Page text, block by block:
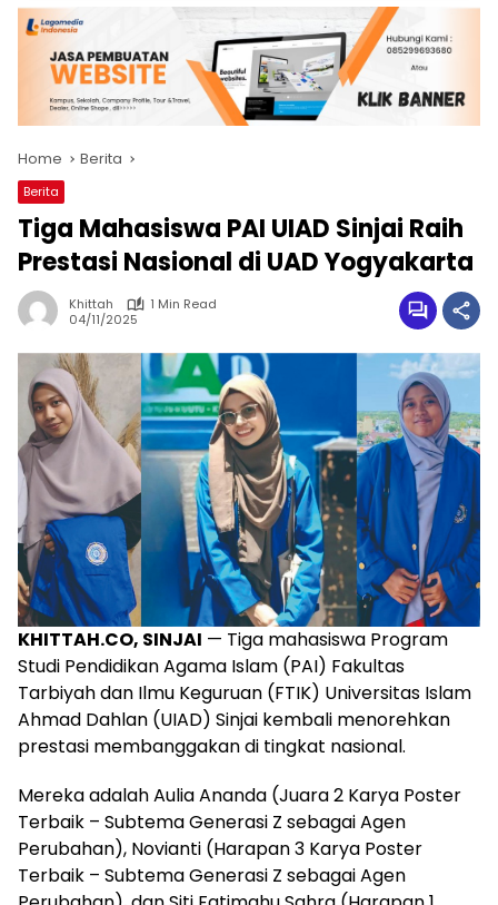
Home Berita
Berita
Tiga Mahasiswa PAI UIAD Sinjai Raih
Prestasi Nasional di UAD Yogyakarta
Khittah
1 Min Read
04/11/2025
KHITTAH.CO, SINJAI — Tiga mahasiswa Program
Studi Pendidikan Agama Islam (PAI) Fakultas
Tarbiyah dan Ilmu Keguruan (FTIK) Universitas Islam
Ahmad Dahlan (UIAD) Sinjai kembali menorehkan
prestasi membanggakan di tingkat nasional.
Mereka adalah Aulia Ananda (Juara 2 Karya Poster
Terbaik – Subtema Generasi Z sebagai Agen
Perubahan), Novianti (Harapan 3 Karya Poster
Terbaik – Subtema Generasi Z sebagai Agen